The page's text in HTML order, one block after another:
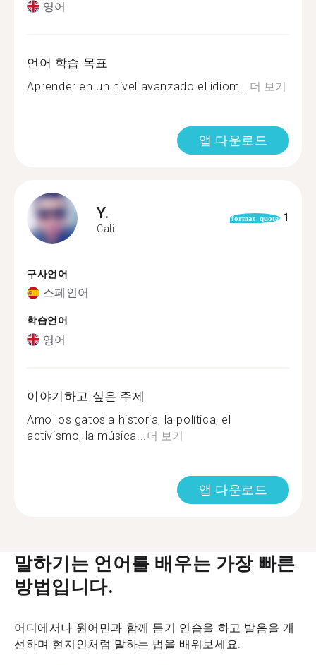
영어
언어 학습 목표
Aprender en un nivel avanzado el idiom... 더 보기
앱 다운로드
Y.
Cali
format_quote 1
구사언어
스페인어
학습언어
영어
이야기하고 싶은 주제
Amo los gatosla historia, la política, el
activismo, la música... 더 보기
앱 다운로드
말하기는 언어를 배우는 가장 빠른
방법입니다.
어디에서나 원어민과 함께 듣기 연습을 하고 발음을 개
선하며 현지인처럼 말하는 법을 배워보세요.